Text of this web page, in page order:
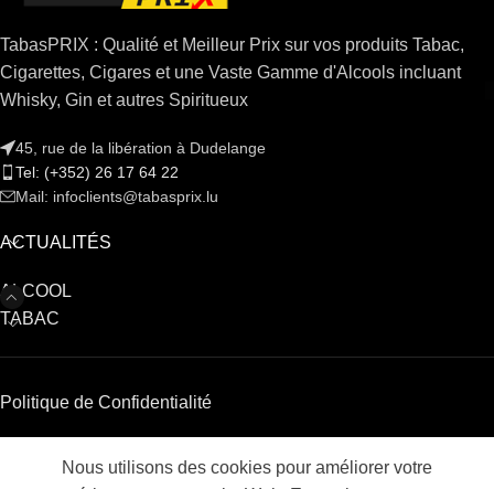
TabasPRIX : Qualité et Meilleur Prix sur vos produits Tabac,
Cigarettes, Cigares et une Vaste Gamme d'Alcools incluant
Whisky, Gin et autres Spiritueux
45, rue de la libération à Dudelange
Tel: (+352) 26 17 64 22
Mail: infoclients@tabasprix.lu
ACTUALITÉS
ALCOOL
TABAC
Politique de Confidentialité
Nous utilisons des cookies pour améliorer votre